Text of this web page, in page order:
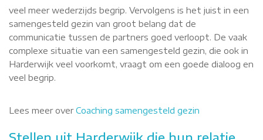
veel meer wederzijds begrip. Vervolgens is het juist in een
samengesteld gezin van groot belang dat de
communicatie tussen de partners goed verloopt. De vaak
complexe situatie van een samengesteld gezin, die ook in
Harderwijk veel voorkomt, vraagt om een goede dialoog en
veel begrip.
Lees meer overCoaching samengesteld gezin
Stellen uit Harderwijk die hun relatie